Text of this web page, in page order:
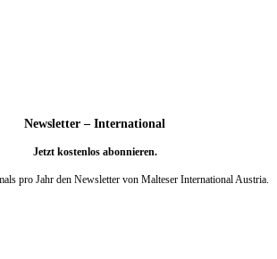
Newsletter – International
Jetzt kostenlos abonnieren.
pro Jahr den Newsletter von Malteser International Austria.